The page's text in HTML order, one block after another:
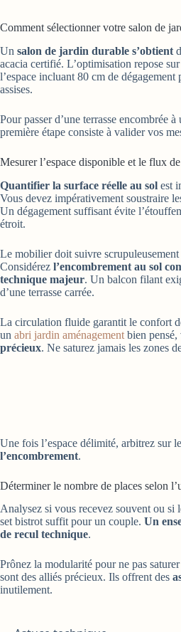
Comment sélectionner votre salon de
Un salon de jardin durable s’obtient
acacia certifié. L’optimisation repose
l’espace incluant 80 cm de
assises.
Pour passer d’une terrasse encombrée à
première étape consiste à valider vos
Mesurer l’espace disponible et le flux
Quantifier la surface réelle au sol est
Vous devez impérativement soustraire
Un dégagement suffisant évite
étroit.
Le mobilier doit suivre
Considérez l’encombrement au sol
technique majeur. Un balcon filant
d’une terrasse carrée.
La circulation fluide garantit le confort
un abri jardin aménagement bien pensé,
précieux. Ne saturez jamais les zones
Une fois l’espace délimité, arbitrez sur
l’encombrement.
Déterminer le nombre de places selon
Analysez si vous recevez souvent ou si
set bistrot suffit pour un couple. Un
de recul technique.
Prônez la modularité pour ne pas
sont des alliés précieux. Ils offrent des
inutilement.